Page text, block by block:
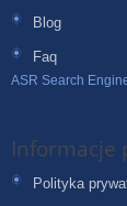
Blog
Faq
ASR Search
Informacje
Polityka